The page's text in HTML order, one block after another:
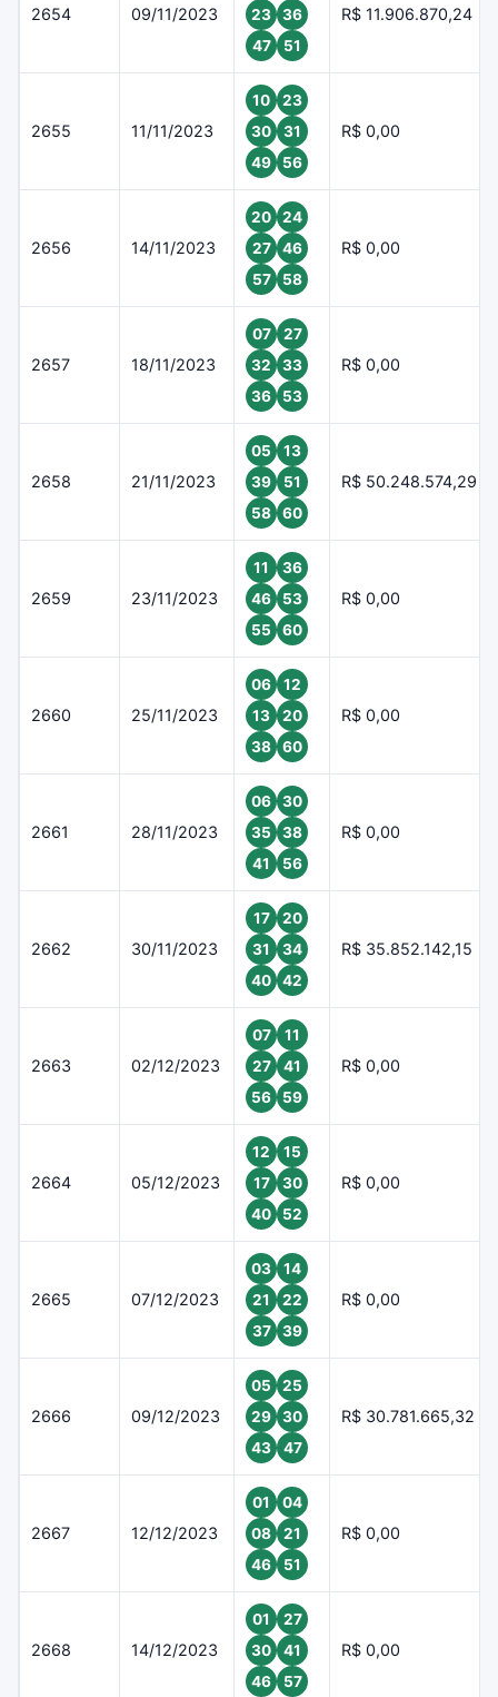
2654 09/11/2023
23
36
47
51
R$ 11.906.870,24
2655 11/11/2023
10
23
30
31
49
56
R$ 0,00
2656 14/11/2023
20
24
27
46
57
58
R$ 0,00
2657 18/11/2023
07
27
32
33
36
53
R$ 0,00
2658 21/11/2023
05
13
39
51
58
60
R$ 50.248.574,29
2659 23/11/2023
11
36
46
53
55
60
R$ 0,00
2660 25/11/2023
06
12
13
20
38
60
R$ 0,00
2661 28/11/2023
06
30
35
38
41
56
R$ 0,00
2662 30/11/2023
17
20
31
34
40
42
R$ 35.852.142,15
2663 02/12/2023
07
11
27
41
56
59
R$ 0,00
2664 05/12/2023
12
15
17
30
40
52
R$ 0,00
2665 07/12/2023
03
14
21
22
37
39
R$ 0,00
2666 09/12/2023
05
25
29
30
43
47
R$ 30.781.665,32
2667 12/12/2023
01
04
08
21
46
51
R$ 0,00
2668 14/12/2023
01
27
30
41
46
57
R$ 0,00